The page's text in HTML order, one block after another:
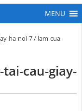
ha-noi-7/ lam-cua-
cau-giay-